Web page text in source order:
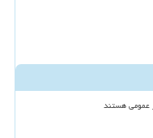
عمومی هستند